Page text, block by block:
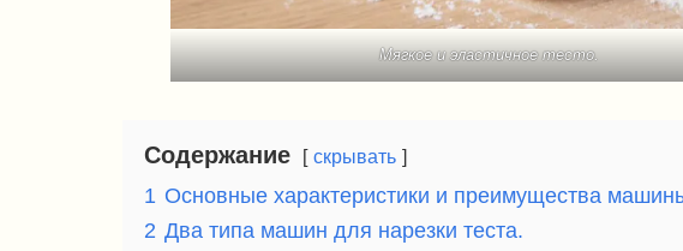
Мягкое и эластичное тесто.
Содержание скрывать
1 Основные характеристики и преимущества
2 Два типа машин для нарезки теста.